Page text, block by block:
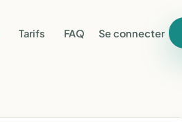
Tarifs FAQ Se connecter